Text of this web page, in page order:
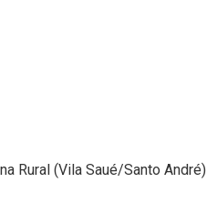
Rural (Vila Saué/Santo André)